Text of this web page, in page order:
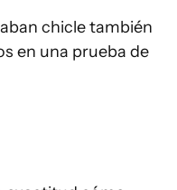
chicle también
en una prueba de